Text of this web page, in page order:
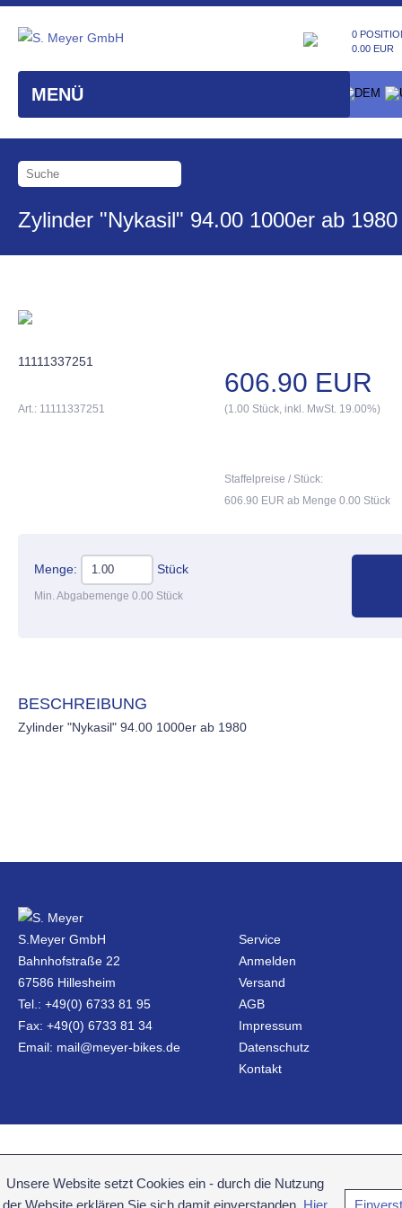
MENÜ
0
0.00 EUR
Zylinder "Nykasil" 94.00 1000er ab 1980
11111337251
606.90 EUR
Art.: 11111337251 (1.00 Stück, inkl. MwSt. 19.00%)
Staffelpreise / Stück:
606.90 EUR ab Menge 0.00 Stück
Menge: Stück
Min. Abgabemenge 0.00 Stück
BESCHREIBUNG
Zylinder "Nykasil" 94.00 1000er ab 1980
S.Meyer GmbH
Bahnhofstraße 22
67586 Hillesheim
Tel.: +49(0) 6733 81 95
Fax: +49(0) 6733 81 34
Email: mail@meyer-bikes.de
Service
Anmelden
Versand
AGB
Impressum
Datenschutz
Kontakt
Unsere Website setzt Cookies ein - durch die Nutzung
der Website erklären Sie sich damit einverstanden. Hier